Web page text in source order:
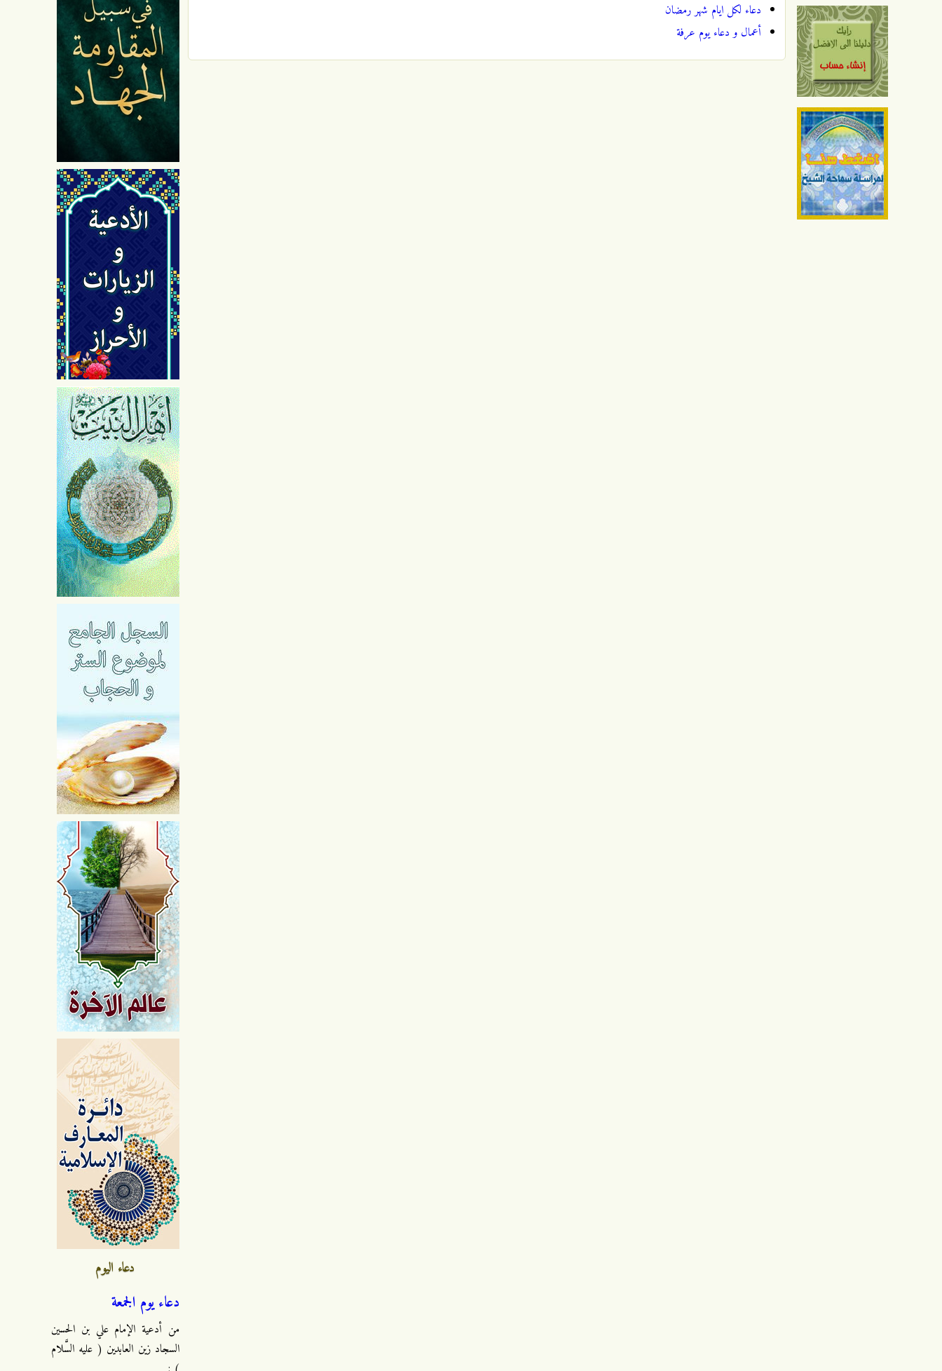
دعاء لكل ايام شهر رمضان
أعمال و دعاء يوم عرفة
دعاء اليوم
دعاء يوم الجمعة
من أدعية الإمام علي بن الحسين
السجاد زين العابدين ( عليه السَّلام